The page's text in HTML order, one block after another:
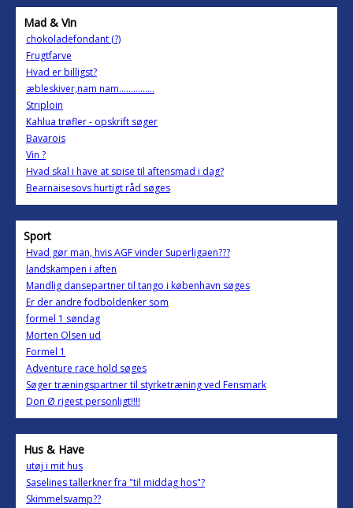
Mad & Vin
chokoladefondant (?)
Frugtfarve
Hvad er billigst?
æbleskiver,nam nam...............
Striploin
Kahlua trøfler - opskrift søger
Bavarois
Vin ?
Hvad skal i have at spise til aftensmad i dag?
Bearnaisesovs hurtigt råd søges
Sport
Hvad gør man, hvis AGF vinder Superligaen???
landskampen i aften
Mandlig dansepartner til tango i københavn søges
Er der andre fodboldenker som
formel 1 søndag
Morten Olsen ud
Formel 1
Adventure race hold søges
Søger træningspartner til styrketræning ved Fensmark
Don Ø rigest personligt!!!!
Hus & Have
utøj i mit hus
Saselines tallerkner fra "til middag hos"?
Skimmelsvamp??